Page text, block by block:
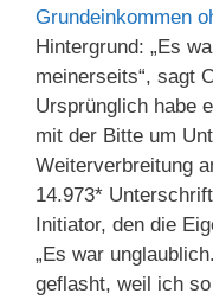
Grundeinkommen
Hintergrund: „Es
meinerseits“, sagt
Ursprünglich habe
mit der Bitte um
Weiterverbreitung
14.973*
Initiator, den die
„Es war
geflasht, weil ich